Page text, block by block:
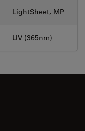
LightSheet, MP
UV (365nm)